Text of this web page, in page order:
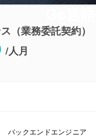
（業務委託契約）
/人月
バックエンドエンジニア